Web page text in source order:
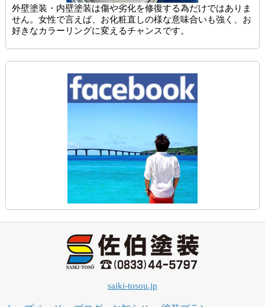
外壁塗装・内壁塗装は傷や劣化を修復する為だけではありま
せん。女性で言えば、お化粧直しの様な意味合いも強く、お
好きなカラーリングに変えるチャンスです。
saiki-tosou.jp